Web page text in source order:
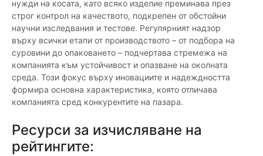
нужди на косата, като всяко изделие преминава през
строг контрол на качеството, подкрепен от обстойни
научни изследвания и тестове. Регулярният надзор
върху всички етапи от производството – от подбора на
суровини до опаковането – подчертава стремежа на
компанията към устойчивост и опазване на околната
среда. Този фокус върху иновациите и надеждността
формира основна характеристика, която отличава
компанията сред конкурентите на пазара.
Ресурси за изчисляване на
рейтингите: